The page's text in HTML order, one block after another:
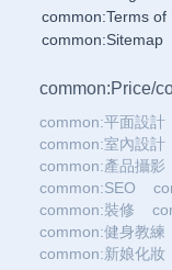
common:Terms of
common:Sitemap
common:Price/
common:平面設計
common:室內設計
common:產品攝影
common:SEO
common:裝修
common:健身教練
common:新娘化妝